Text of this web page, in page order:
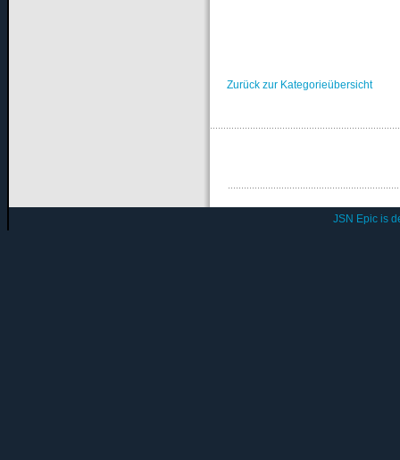
Zurück zur Kategorieübersicht
JSN Epic is